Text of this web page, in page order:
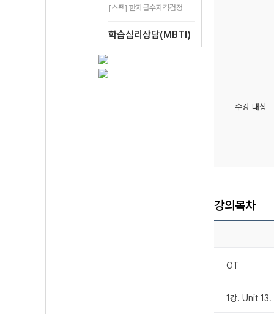
[스펙] 한자급수자격검정
학습심리상담(MBTI)
수강 대상
강의목차
OT
1강. Unit 13.